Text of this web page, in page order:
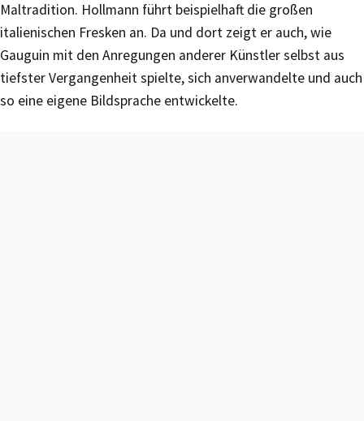
Maltradition. Hollmann führt beispielhaft die großen
italienischen Fresken an. Da und dort zeigt er auch, wie
Gauguin mit den Anregungen anderer Künstler selbst aus
tiefster Vergangenheit spielte, sich anverwandelte und auch
so eine eigene Bildsprache entwickelte.